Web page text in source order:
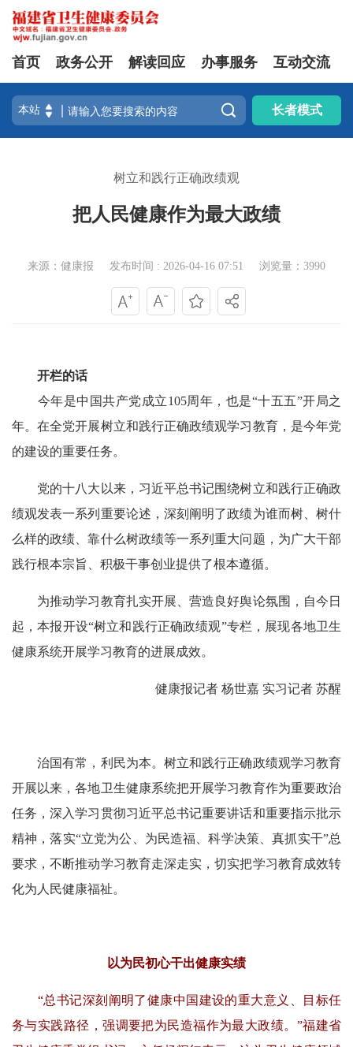
首页 政务公开 解读回应 办事服务 互动交流
 长者模式
树立和践行正确政绩观
把人民健康作为最大政绩
来源：健康报 发布时间 : 2026-04-16 07:51 浏览量：3990
开栏的话
今年是中国共产党成立105周年，也是“十五五”开局之
年。在全党开展树立和践行正确政绩观学习教育，是今年党
的建设的重要任务。
党的十八大以来，习近平总书记围绕树立和践行正确政
绩观发表一系列重要论述，深刻阐明了政绩为谁而树、树什
么样的政绩、靠什么树政绩等一系列重大问题，为广大干部
践行根本宗旨、积极干事创业提供了根本遵循。
为推动学习教育扎实开展、营造良好舆论氛围，自今日
起，本报开设“树立和践行正确政绩观”专栏，展现各地卫生
健康系统开展学习教育的进展成效。
健康报记者 杨世嘉 实习记者 苏醒
治国有常，利民为本。树立和践行正确政绩观学习教育
开展以来，各地卫生健康系统把开展学习教育作为重要政治
任务，深入学习贯彻习近平总书记重要讲话和重要指示批示
精神，落实“立党为公、为民造福、科学决策、真抓实干”总
要求，不断推动学习教育走深走实，切实把学习教育成效转
化为人民健康福祉。
以为民初心干出健康实绩
“总书记深刻阐明了健康中国建设的重大意义、目标任
务与实践路径，强调要把为民造福作为最大政绩。”福建省